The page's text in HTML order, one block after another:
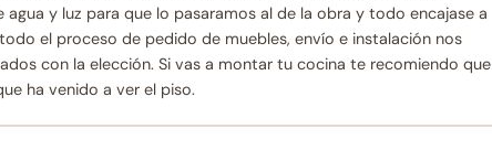
y luz para que lo pasaramos al de la obra y todo encajase a
el proceso de pedido de muebles, envío e instalación nos
con la elección. Si vas a montar tu cocina te recomiendo que
ha venido a ver el piso.